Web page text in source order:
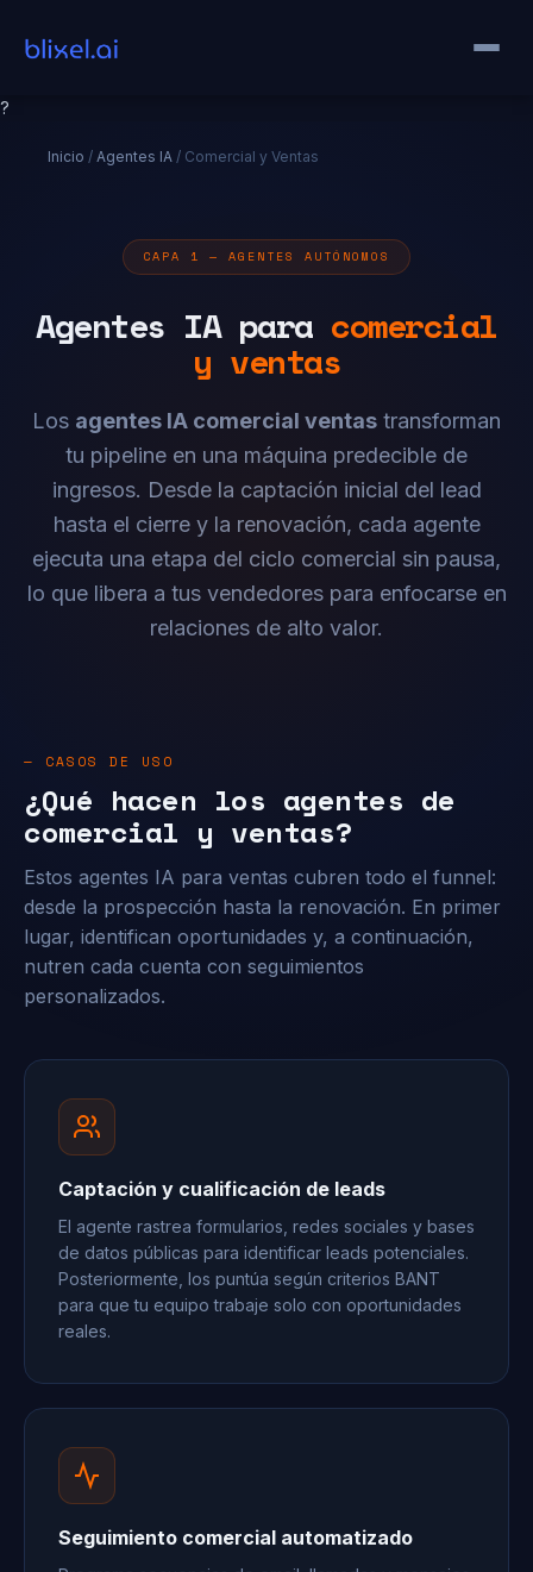
?
Inicio / Agentes IA / Comercial y Ventas
CAPA 1 — AGENTES AUTÓNOMOS
Agentes IA para comercial
y ventas
Los agentes IA comercial ventas transforman
tu pipeline en una máquina predecible de
ingresos. Desde la captación inicial del lead
hasta el cierre y la renovación, cada agente
ejecuta una etapa del ciclo comercial sin pausa,
lo que libera a tus vendedores para enfocarse en
relaciones de alto valor.
— CASOS DE USO
¿Qué hacen los agentes de
comercial y ventas?
Estos agentes IA para ventas cubren todo el funnel:
desde la prospección hasta la renovación. En primer
lugar, identifican oportunidades y, a continuación,
nutren cada cuenta con seguimientos
personalizados.
Captación y cualificación de leads
El agente rastrea formularios, redes sociales y bases
de datos públicas para identificar leads potenciales.
Posteriormente, los puntúa según criterios BANT
para que tu equipo trabaje solo con oportunidades
reales.
Seguimiento comercial automatizado